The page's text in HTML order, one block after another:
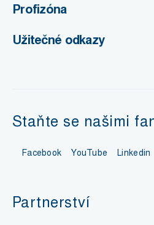
Profizóna
Užitečné odkazy
Staňte se našimi
Facebook YouTube Linkedin
Partnerství